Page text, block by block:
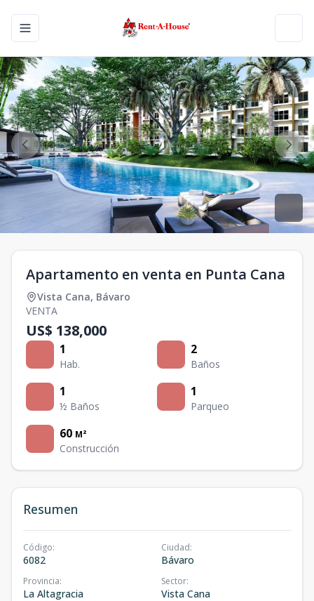
Toggle navigation menu
Apartamento en venta en Punta Cana
Vista Cana, Bávaro
VENTA
US$ 138,000
1
Hab.
2
Baños
1
½ Baños
1
Parqueo
60 M²
Construcción
Resumen
Código:
6082
Ciudad:
Bávaro
Provincia:
La Altagracia
Sector:
Vista Cana